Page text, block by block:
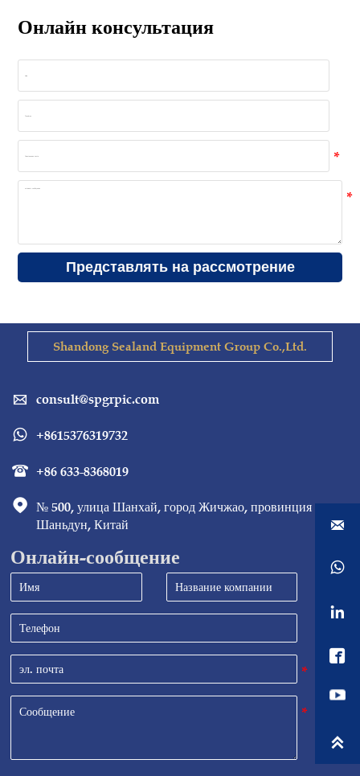
Онлайн консультация
Представлять на рассмотрение
Shandong Sealand Equipment Group Co.,Ltd.
 consult@spgrpic.com
 +8615376319732
 +86 633-8368019
 № 500, улица Шанхай, город Жичжао, провинция
Шаньдун, Китай
Онлайн-сообщение




